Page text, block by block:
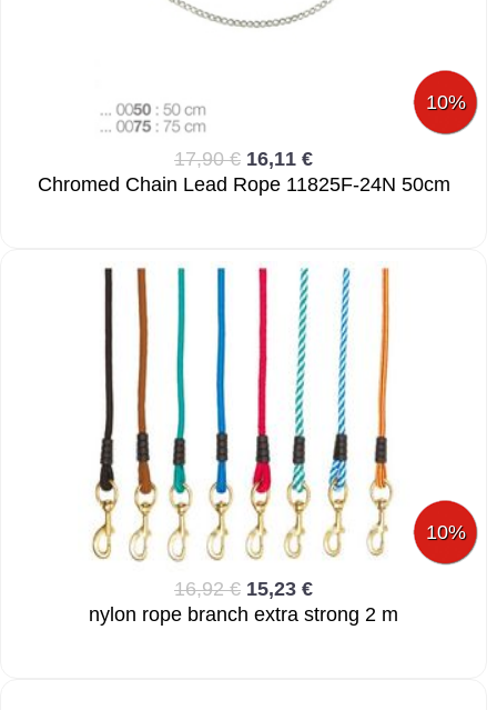
10%
17,90 € 16,11 €
Chromed Chain Lead Rope 11825F-24N 50cm
10%
16,92 € 15,23 €
nylon rope branch extra strong 2 m